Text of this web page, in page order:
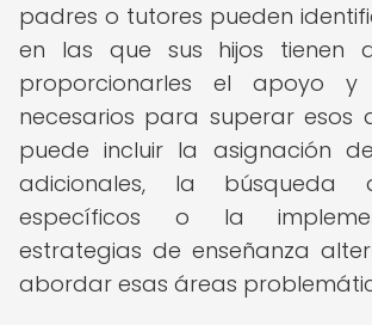
padres o tutores pueden
en las que sus hijos tienen
proporcionarles el apoyo
necesarios para superar esos
puede incluir la asignación
adicionales, la búsqueda
específicos o la
estrategias de enseñanza
abordar esas áreas